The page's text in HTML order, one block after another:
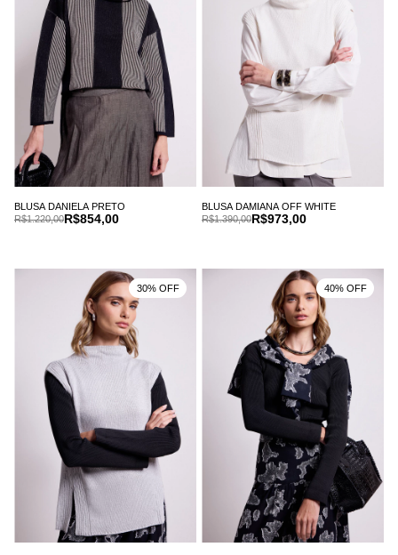
BLUSA DANIELA PRETO
R$854,00
R$1.220,00
BLUSA DAMIANA OFF WHITE
R$973,00
R$1.390,00
30% OFF 40% OFF